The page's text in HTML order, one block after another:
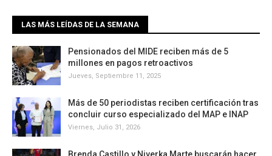
LAS MÁS LEÍDAS DE LA SEMANA
Pensionados del MIDE reciben más de 5
millones en pagos retroactivos
Jueves, Septiembre 11, 2025
Más de 50 periodistas reciben certificación tras
concluir curso especializado del MAP e INAP
Viernes, Julio 31, 2026